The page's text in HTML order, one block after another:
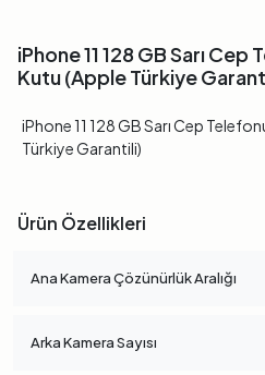
iPhone 11 128 GB Sarı
Kutu (Apple Türkiye
iPhone 11 128 GB Sarı Cep
Türkiye Garantili)
Ürün Özellikleri
Ana Kamera Çözünürlük Aralığı
Arka Kamera Sayısı